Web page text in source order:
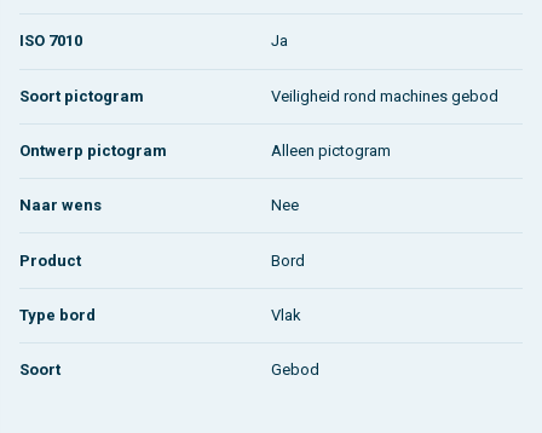
ISO 7010 Ja
Soort pictogram Veiligheid rond machines gebod
Ontwerp pictogram Alleen pictogram
Naar wens Nee
Product Bord
Type bord Vlak
Soort Gebod